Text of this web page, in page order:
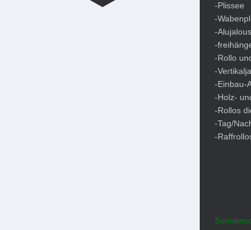
-Plissee
-
-
-
-Rollo
-
-Einbau-
-Holz-
-Rollos
-Tag/
-